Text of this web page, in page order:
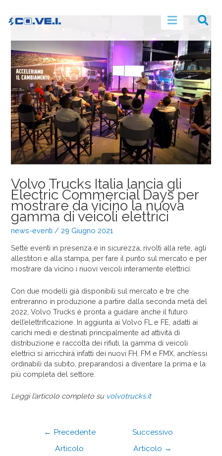
Volvo Trucks Italia lancia gli
Electric Commercial Days per
mostrare da vicino la nuova
gamma di veicoli elettrici
news-eventi / 29 Giugno 2021
Sette eventi in presenza e in sicurezza, rivolti alla rete, agli
allestitori e alla stampa, per fare il punto sul mercato e per
mostrare da vicino i nuovi veicoli interamente elettrici.
Con due modelli già disponibili sul mercato e tre che
entreranno in produzione a partire dalla seconda metà del
2022, Volvo Trucks è pronta a guidare anche il futuro
dell’elettrificazione. In aggiunta ai Volvo FL e FE, adatti ai
carichi medi e destinati principalmente ad attività di
distribuzione e raccolta dei rifiuti, la gamma di veicoli
elettrici si arricchirà infatti dei nuovi FH, FM e FMX, anch’essi
ordinabili da subito, preparandosi a diventare la prima e la
più completa del settore.
Leggi l’articolo completo su volvotrucks.it
← Precedente
Articolo
Successivo
Articolo →